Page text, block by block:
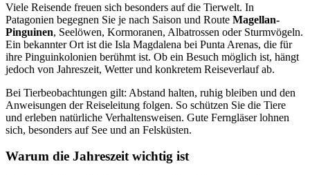
Viele Reisende freuen sich besonders auf die Tierwelt. In
Patagonien begegnen Sie je nach Saison und Route Magellan-
Pinguinen, Seelöwen, Kormoranen, Albatrossen oder Sturmvögeln.
Ein bekannter Ort ist die Isla Magdalena bei Punta Arenas, die für
ihre Pinguinkolonien berühmt ist. Ob ein Besuch möglich ist, hängt
jedoch von Jahreszeit, Wetter und konkretem Reiseverlauf ab.
Bei Tierbeobachtungen gilt: Abstand halten, ruhig bleiben und den
Anweisungen der Reiseleitung folgen. So schützen Sie die Tiere
und erleben natürliche Verhaltensweisen. Gute Ferngläser lohnen
sich, besonders auf See und an Felsküsten.
Warum die Jahreszeit wichtig ist